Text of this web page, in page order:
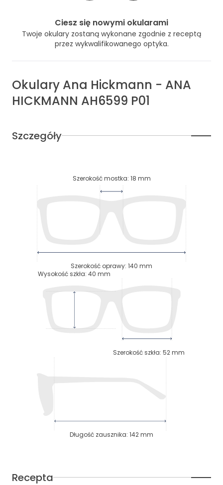
Ciesz się nowymi okularami
Twoje okulary zostaną wykonane zgodnie z receptą
przez wykwalifikowanego optyka.
Okulary Ana Hickmann - ANA
HICKMANN AH6599 P01
Szczegóły
Szerokość mostka: 18 mm
Szerokość oprawy: 140 mm
Wysokość szkła: 40 mm
Szerokość szkła: 52mm
Długość zausznika: 142mm
Recepta